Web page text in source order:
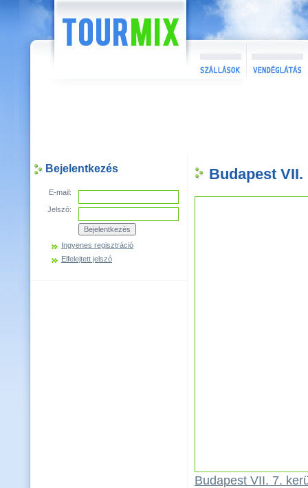
Bejelentkezés
E-mail:
Jelszó:
Ingyenes regisztráció
Elfelejtett jelszó
Budapest
Budapest VII. 7.